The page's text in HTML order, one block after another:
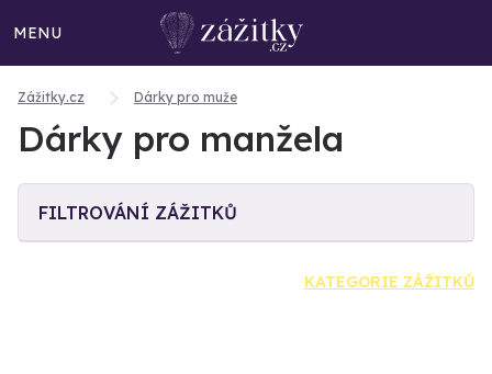
MENU
Zážitky.cz Dárky pro muže
Dárky pro manžela
FILTROVÁNÍ ZÁŽITKŮ
KATEGORIE ZÁŽITKŮ